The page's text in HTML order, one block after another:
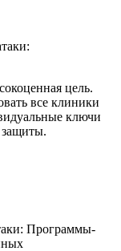
:
цель.
все клиники
ключи
: Программы-